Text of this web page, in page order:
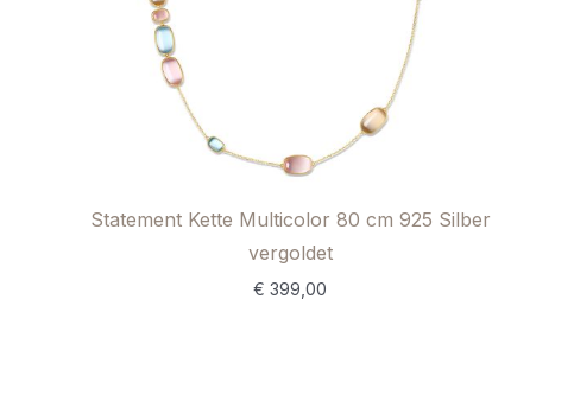
Statement Kette Multicolor 80 cm 925 Silber
vergoldet
€ 399,00